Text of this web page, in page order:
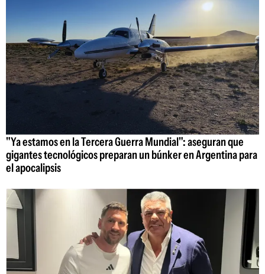
"Ya estamos en la Tercera Guerra Mundial": aseguran que
gigantes tecnológicos preparan un búnker en Argentina para
el apocalipsis